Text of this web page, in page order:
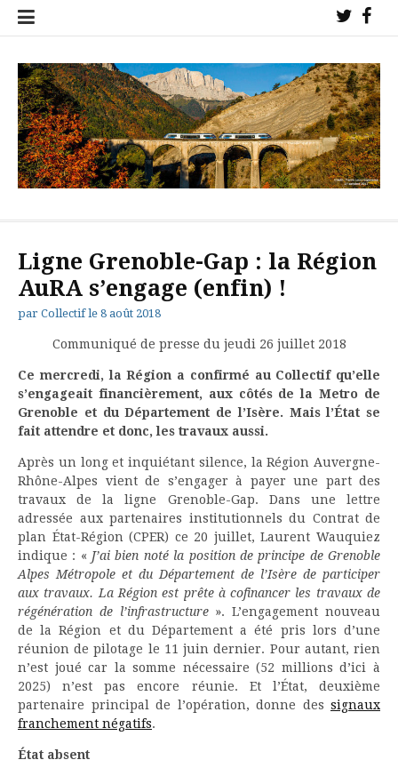
Aller
Twitter
!
!
trains sur nos lignes !
Ligne Grenoble-Gap : la Région
AuRA s’engage (enfin) !
par Collectif le 8 août 2018
Communiqué de presse du jeudi 26 juillet 2018
Ce mercredi, la Région a confirmé au Collectif qu’elle
s’engageait financièrement, aux côtés de la Metro de
Grenoble et du Département de l’Isère. Mais l’État se
fait attendre et donc, les travaux aussi.
Après un long et inquiétant silence, la Région Auvergne-
Rhône-Alpes vient de s’engager à payer une part des
travaux de la ligne Grenoble-Gap. Dans une lettre
adressée aux partenaires institutionnels du Contrat de
plan État-Région (CPER) ce 20 juillet, Laurent Wauquiez
indique : « J’ai bien noté la position de principe de Grenoble
Alpes Métropole et du Département de l’Isère de participer
aux travaux. La Région est prête à cofinancer les travaux de
régénération de l’infrastructure». L’engagement nouveau
de la Région et du Département a été pris lors d’une
réunion de pilotage le 11 juin dernier. Pour autant, rien
n’est joué car la somme nécessaire (52 millions d’ici à
2025) n’est pas encore réunie. Et l’État, deuxième
partenaire principal de l’opération, donne des signaux
franchement négatifs.
État absent